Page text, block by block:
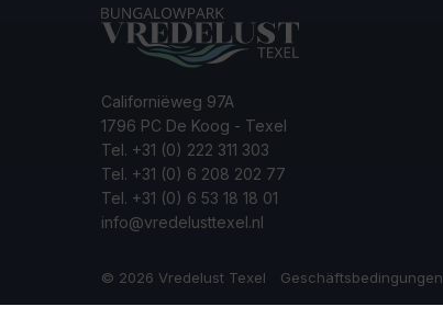
Californiëweg 97A
1796 PC De Koog - Texel
Tel. +31 (0) 222 311 303
Tel. +31 (0) 6 208 202 77
Tel. +31 (0) 6 53 18 18 01
info@vredelusttexel.nl
© 2026 Vredelust Texel Geschäftsbedingungen